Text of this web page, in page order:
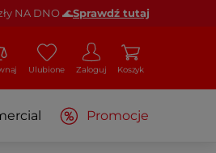
NA DNO 🌊Sprawdź tutaj
Ulubione Zaloguj Koszyk
Promocje